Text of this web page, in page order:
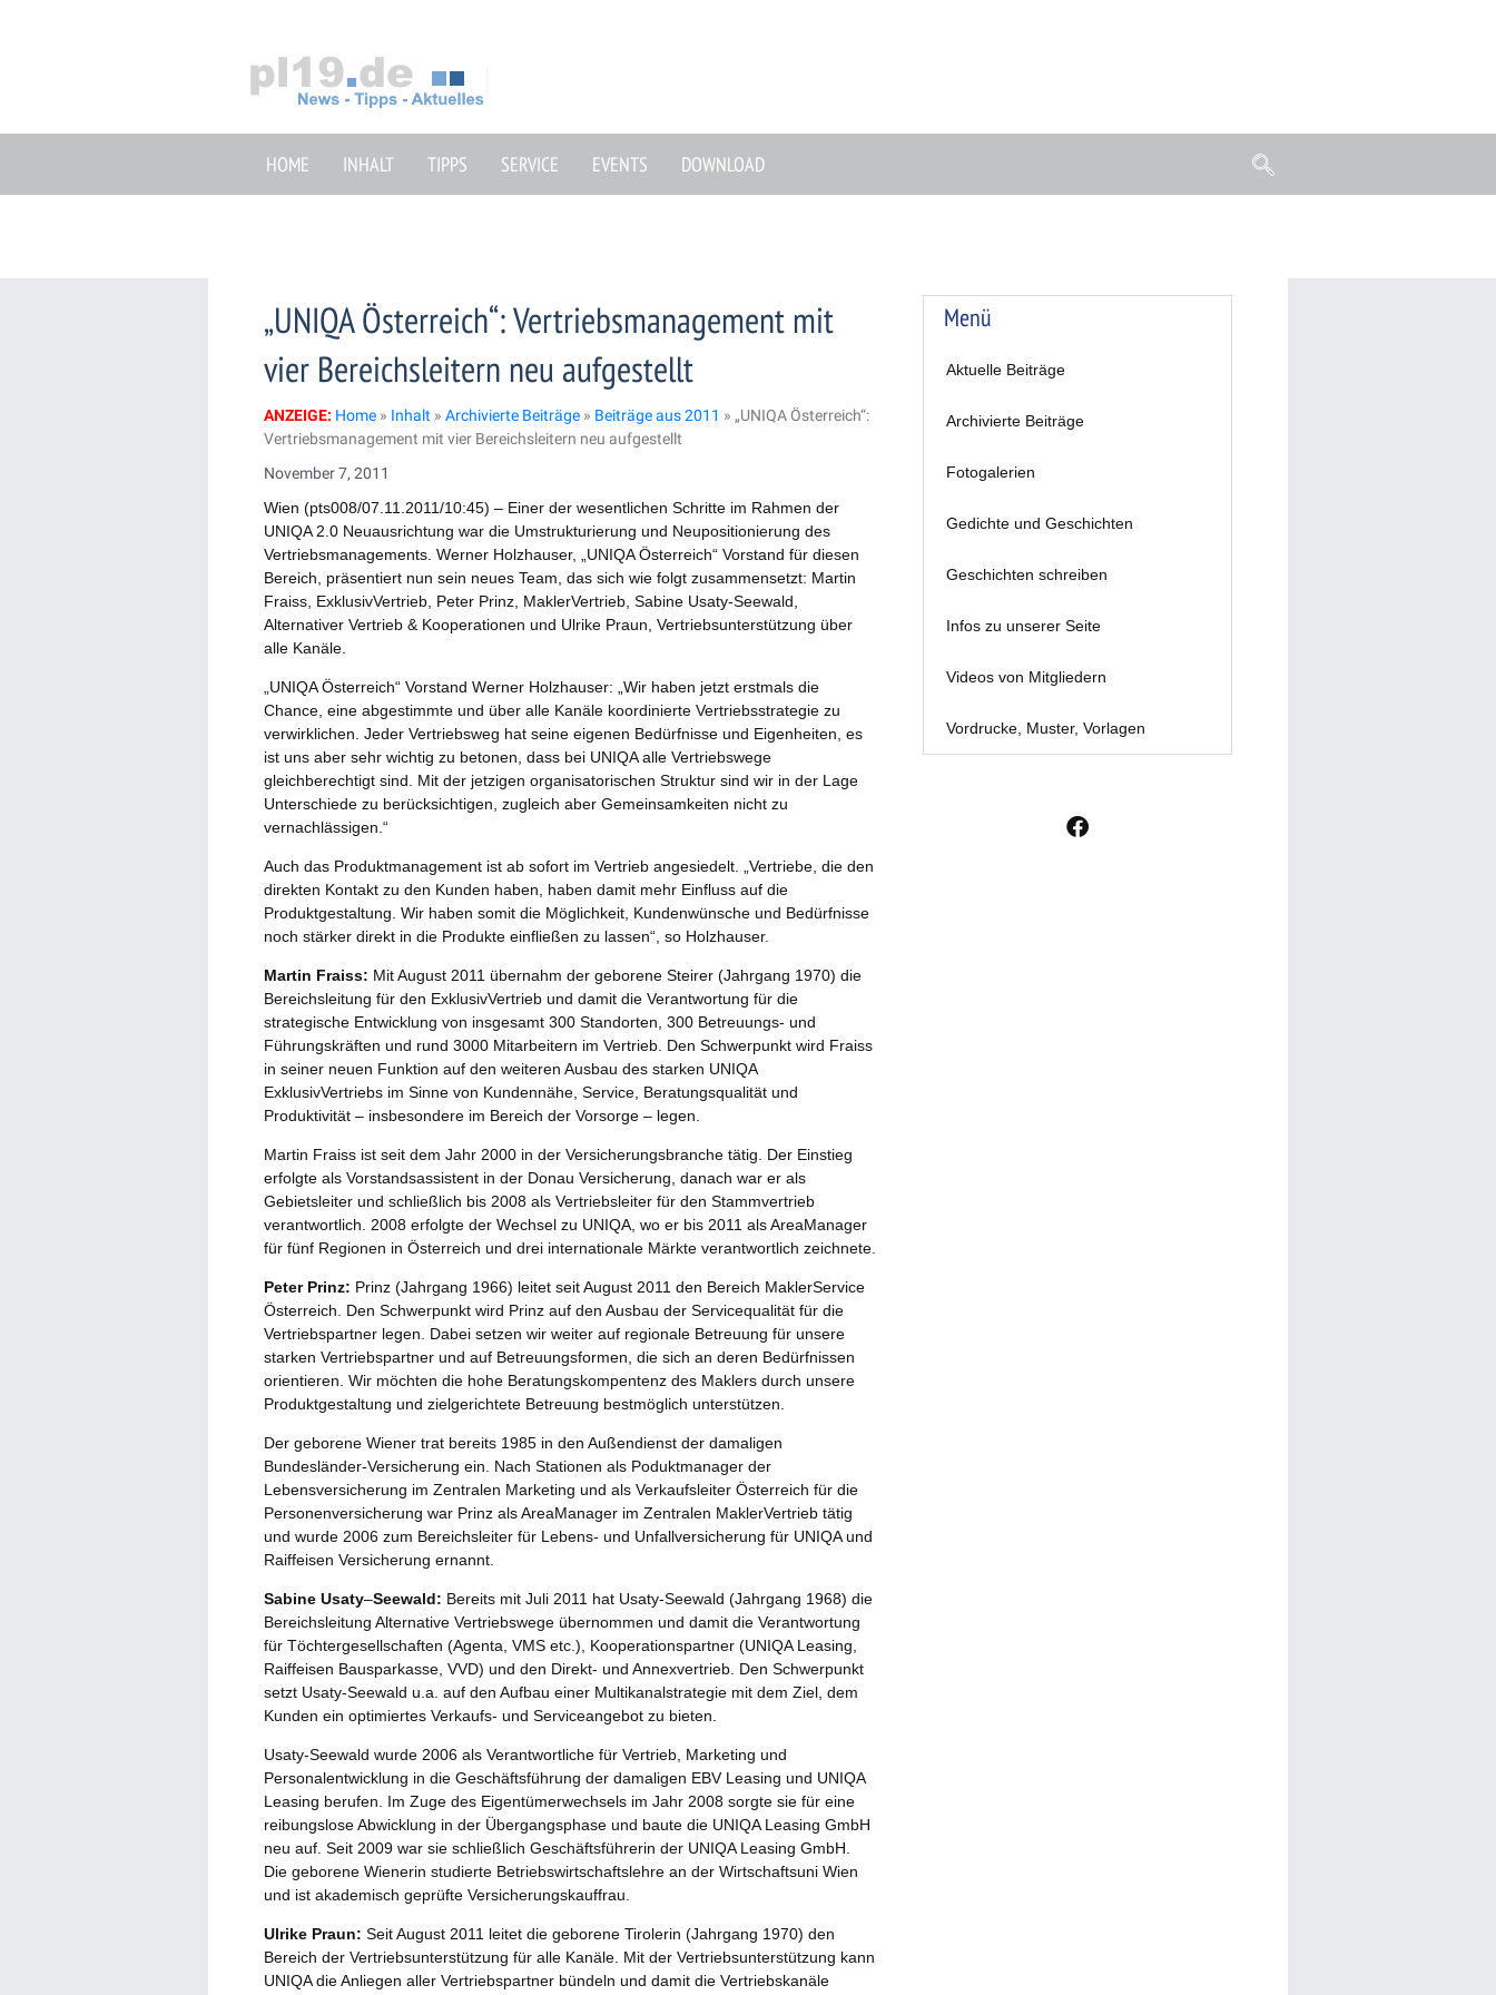
HOME INHALT TIPPS SERVICE EVENTS DOWNLOAD
„UNIQA Österreich“: Vertriebsmanagement mit
vier Bereichsleitern neu aufgestellt
ANZEIGE: Home » Inhalt » Archivierte Beiträge » Beiträge aus 2011 » „UNIQA Österreich“:
Vertriebsmanagement mit vier Bereichsleitern neu aufgestellt
November 7, 2011
Wien (pts008/07.11.2011/10:45) – Einer der wesentlichen Schritte im Rahmen der
UNIQA 2.0 Neuausrichtung war die Umstrukturierung und Neupositionierung des
Vertriebsmanagements. Werner Holzhauser, „UNIQA Österreich“ Vorstand für diesen
Bereich, präsentiert nun sein neues Team, das sich wie folgt zusammensetzt: Martin
Fraiss, ExklusivVertrieb, Peter Prinz, MaklerVertrieb, Sabine Usaty-Seewald,
Alternativer Vertrieb & Kooperationen und Ulrike Praun, Vertriebsunterstützung über
alle Kanäle.
„UNIQA Österreich“ Vorstand Werner Holzhauser: „Wir haben jetzt erstmals die
Chance, eine abgestimmte und über alle Kanäle koordinierte Vertriebsstrategie zu
verwirklichen. Jeder Vertriebsweg hat seine eigenen Bedürfnisse und Eigenheiten, es
ist uns aber sehr wichtig zu betonen, dass bei UNIQA alle Vertriebswege
gleichberechtigt sind. Mit der jetzigen organisatorischen Struktur sind wir in der Lage
Unterschiede zu berücksichtigen, zugleich aber Gemeinsamkeiten nicht zu
vernachlässigen.“
Auch das Produktmanagement ist ab sofort im Vertrieb angesiedelt. „Vertriebe, die den
direkten Kontakt zu den Kunden haben, haben damit mehr Einfluss auf die
Produktgestaltung. Wir haben somit die Möglichkeit, Kundenwünsche und Bedürfnisse
noch stärker direkt in die Produkte einfließen zu lassen“, so Holzhauser.
Martin Fraiss: Mit August 2011 übernahm der geborene Steirer (Jahrgang 1970) die
Bereichsleitung für den ExklusivVertrieb und damit die Verantwortung für die
strategische Entwicklung von insgesamt 300 Standorten, 300 Betreuungs- und
Führungskräften und rund 3000 Mitarbeitern im Vertrieb. Den Schwerpunkt wird Fraiss
in seiner neuen Funktion auf den weiteren Ausbau des starken UNIQA
ExklusivVertriebs im Sinne von Kundennähe, Service, Beratungsqualität und
Produktivität – insbesondere im Bereich der Vorsorge – legen.
Martin Fraiss ist seit dem Jahr 2000 in der Versicherungsbranche tätig. Der Einstieg
erfolgte als Vorstandsassistent in der Donau Versicherung, danach war er als
Gebietsleiter und schließlich bis 2008 als Vertriebsleiter für den Stammvertrieb
verantwortlich. 2008 erfolgte der Wechsel zu UNIQA, wo er bis 2011 als AreaManager
für fünf Regionen in Österreich und drei internationale Märkte verantwortlich zeichnete.
Peter Prinz: Prinz (Jahrgang 1966) leitet seit August 2011 den Bereich MaklerService
Österreich. Den Schwerpunkt wird Prinz auf den Ausbau der Servicequalität für die
Vertriebspartner legen. Dabei setzen wir weiter auf regionale Betreuung für unsere
starken Vertriebspartner und auf Betreuungsformen, die sich an deren Bedürfnissen
orientieren. Wir möchten die hohe Beratungskompentenz des Maklers durch unsere
Produktgestaltung und zielgerichtete Betreuung bestmöglich unterstützen.
Der geborene Wiener trat bereits 1985 in den Außendienst der damaligen
Bundesländer-Versicherung ein. Nach Stationen als Poduktmanager der
Lebensversicherung im Zentralen Marketing und als Verkaufsleiter Österreich für die
Personenversicherung war Prinz als AreaManager im Zentralen MaklerVertrieb tätig
und wurde 2006 zum Bereichsleiter für Lebens- und Unfallversicherung für UNIQA und
Raiffeisen Versicherung ernannt.
Sabine Usaty–Seewald: Bereits mit Juli 2011 hat Usaty-Seewald (Jahrgang 1968) die
Bereichsleitung Alternative Vertriebswege übernommen und damit die Verantwortung
für Töchtergesellschaften (Agenta, VMS etc.), Kooperationspartner (UNIQA Leasing,
Raiffeisen Bausparkasse, VVD) und den Direkt- und Annexvertrieb. Den Schwerpunkt
setzt Usaty-Seewald u.a. auf den Aufbau einer Multikanalstrategie mit dem Ziel, dem
Kunden ein optimiertes Verkaufs- und Serviceangebot zu bieten.
Usaty-Seewald wurde 2006 als Verantwortliche für Vertrieb, Marketing und
Personalentwicklung in die Geschäftsführung der damaligen EBV Leasing und UNIQA
Leasing berufen. Im Zuge des Eigentümerwechsels im Jahr 2008 sorgte sie für eine
reibungslose Abwicklung in der Übergangsphase und baute die UNIQA Leasing GmbH
neu auf. Seit 2009 war sie schließlich Geschäftsführerin der UNIQA Leasing GmbH.
Die geborene Wienerin studierte Betriebswirtschaftslehre an der Wirtschaftsuni Wien
und ist akademisch geprüfte Versicherungskauffrau.
Ulrike Praun: Seit August 2011 leitet die geborene Tirolerin (Jahrgang 1970) den
Bereich der Vertriebsunterstützung für alle Kanäle. Mit der Vertriebsunterstützung kann
UNIQA die Anliegen aller Vertriebspartner bündeln und damit die Vertriebskanäle
Menü
Aktuelle Beiträge
Archivierte Beiträge
Fotogalerien
Gedichte und Geschichten
Geschichten schreiben
Infos zu unserer Seite
Videos von Mitgliedern
Vordrucke, Muster, Vorlagen
F
a